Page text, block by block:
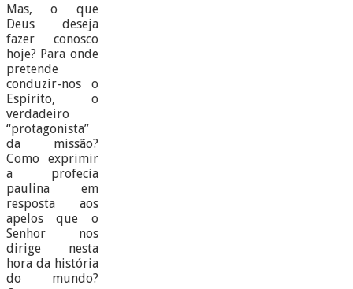
Mas, o que
Deus deseja
fazer conosco
hoje? Para onde
pretende
conduzir-nos o
Espírito, o
verdadeiro
“protagonista”
da missão?
Como exprimir
a profecia
paulina em
resposta aos
apelos que o
Senhor nos
dirige nesta
hora da história
do mundo?